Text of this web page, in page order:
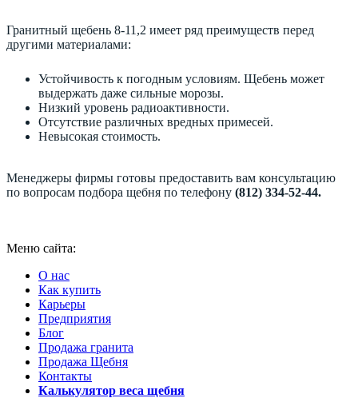
Гранитный щебень 8-11,2 имеет ряд преимуществ перед
другими материалами:
Устойчивость к погодным условиям. Щебень может
выдержать даже сильные морозы.
Низкий уровень радиоактивности.
Отсутствие различных вредных примесей.
Невысокая стоимость.
Менеджеры фирмы готовы предоставить вам консультацию
по вопросам подбора щебня по телефону (812) 334-52-44.
Меню сайта:
О нас
Как купить
Карьеры
Предприятия
Блог
Продажа гранита
Продажа Щебня
Контакты
Калькулятор веса щебня